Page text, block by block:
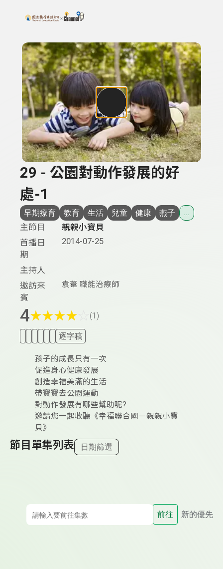
上方功能區塊
搜尋關鍵字：可輸入節目名稱、主持人或關鍵字
29 - 公園對動作發展的好
處-1
早期療育 教育 生活 兒童 健康 燕子 ...
主節目
親親小寶貝
首播日
期
2014-07-25
主持人
邀訪來
賓
袁葦 職能治療師
4★★★★ (1)
逐字稿
孩子的成長只有一次
促進身心健康發展
創造幸福美滿的生活
帶寶寶去公園運動
對動作發展有哪些幫助呢?
邀請您一起收聽《幸福聯合國－親親小寶
貝》
節目單集列表 日期篩選
前往 新的優先